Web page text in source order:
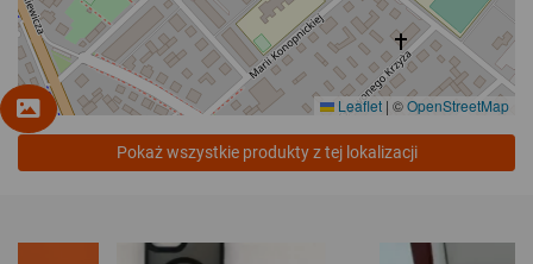
Leaflet | ©OpenStreetMap
Pokaż wszystkie produkty z tej lokalizacji